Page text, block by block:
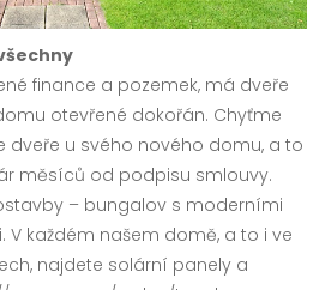
finance a pozemek, má dveře
otevřené dokořán. Chyťme
dveře u svého nového domu, a to
měsíců od podpisu smlouvy.
– bungalov s moderními
V každém našem domě, a to i ve
najdete solární panely a